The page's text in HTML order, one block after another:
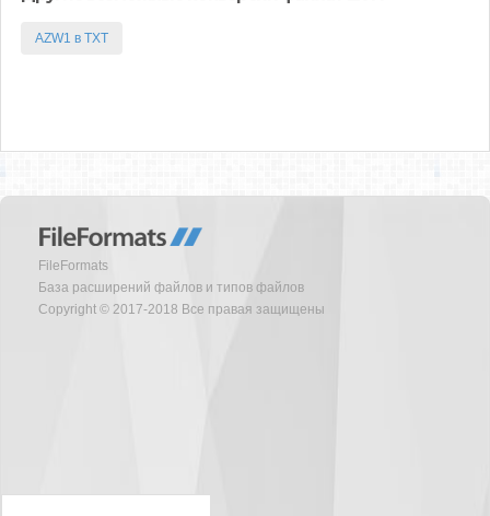
AZW1 в TXT
FileFormats
База расширений файлов и типов файлов
Copyright © 2017-2018 Все правая защищены